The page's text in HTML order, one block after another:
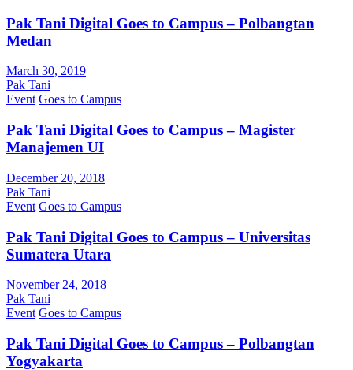
Pak Tani Digital Goes to Campus – Polbangtan
Medan
March 30, 2019
Pak Tani
Event Goes to Campus
Pak Tani Digital Goes to Campus – Magister
Manajemen UI
December 20, 2018
Pak Tani
Event Goes to Campus
Pak Tani Digital Goes to Campus – Universitas
Sumatera Utara
November 24, 2018
Pak Tani
Event Goes to Campus
Pak Tani Digital Goes to Campus – Polbangtan
Yogyakarta